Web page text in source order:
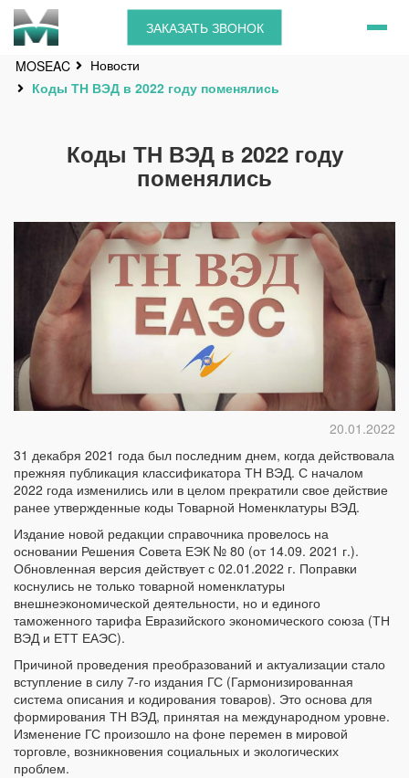
ЗАКАЗАТЬ ЗВОНОК
MOSEAC
Новости
Коды ТН ВЭД в 2022 году поменялись
Коды ТН ВЭД в 2022 году
поменялись
20.01.2022
31 декабря 2021 года был последним днем, когда действовала
прежняя публикация классификатора ТН ВЭД. С началом
2022 года изменились или в целом прекратили свое действие
ранее утвержденные коды Товарной Номенклатуры ВЭД.
Издание новой редакции справочника провелось на
основании Решения Совета ЕЭК № 80 (от 14.09. 2021 г.).
Обновленная версия действует с 02.01.2022 г. Поправки
коснулись не только товарной номенклатуры
внешнеэкономической деятельности, но и единого
таможенного тарифа Евразийского экономического союза (ТН
ВЭД и ЕТТ ЕАЭС).
Причиной проведения преобразований и актуализации стало
вступление в силу 7-го издания ГС (Гармонизированная
система описания и кодирования товаров). Это основа для
формирования ТН ВЭД, принятая на международном уровне.
Изменение ГС произошло на фоне перемен в мировой
торговле, возникновения социальных и экологических
проблем.